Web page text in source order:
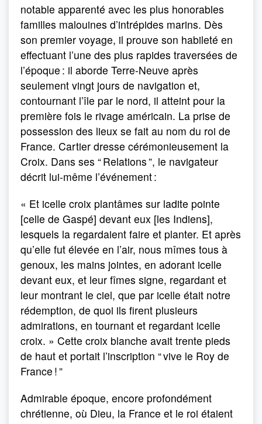
notable apparenté avec les plus honorables
familles malouines d’intrépides marins. Dès
son premier voyage, il prouve son habileté en
effectuant l’une des plus rapides traversées de
l’époque : il aborde Terre-Neuve après
seulement vingt jours de navigation et,
contournant l’île par le nord, il atteint pour la
première fois le rivage américain. La prise de
possession des lieux se fait au nom du roi de
France. Cartier dresse cérémonieusement la
Croix. Dans ses “ Relations ”, le navigateur
décrit lui-même l’événement :
« Et icelle croix plantâmes sur ladite pointe
[celle de Gaspé] devant eux [les Indiens],
lesquels la regardaient faire et planter. Et après
qu’elle fut élevée en l’air, nous mîmes tous à
genoux, les mains jointes, en adorant icelle
devant eux, et leur fîmes signe, regardant et
leur montrant le ciel, que par icelle était notre
rédemption, de quoi ils firent plusieurs
admirations, en tournant et regardant icelle
croix. » Cette croix blanche avait trente pieds
de haut et portait l’inscription “ vive le Roy de
France ! ”
Admirable époque, encore profondément
chrétienne, où Dieu, la France et le roi étaient